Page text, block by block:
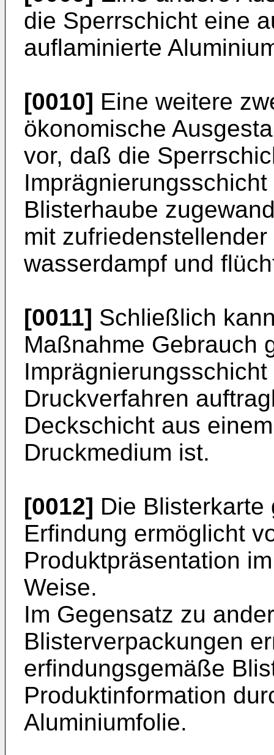
die Sperrschicht eine
auflaminierte
[0010] Eine weitere
ökonomische
vor, daß die
Blisterhaube
mit
wasserdampf und
[0011] Schließlich
Maßnahme Gebrauch
Druckverfahren
Deckschicht aus
Druckmedium ist.
[0012] Die
Erfindung ermöglicht
Produktpräsentation
Weise.
Im Gegensatz zu
Blisterverpackungen
erfindungsgemäße
Produktinformation
Aluminiumfolie.